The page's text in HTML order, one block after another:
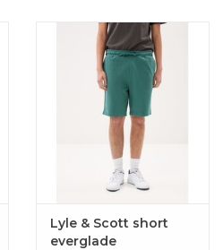
Lyle & Scott short
everglade